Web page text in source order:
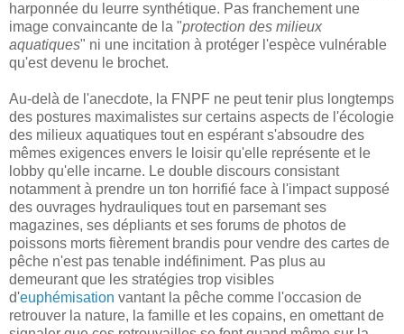
harponnée du leurre synthétique. Pas franchement une
image convaincante de la "protection des milieux
aquatiques" ni une incitation à protéger l'espèce vulnérable
qu'est devenu le brochet.
Au-delà de l'anecdote, la FNPF ne peut tenir plus longtemps
des postures maximalistes sur certains aspects de l'écologie
des milieux aquatiques tout en espérant s'absoudre des
mêmes exigences envers le loisir qu'elle représente et le
lobby qu'elle incarne. Le double discours consistant
notamment à prendre un ton horrifié face à l'impact supposé
des ouvrages hydrauliques tout en parsemant ses
magazines, ses dépliants et ses forums de photos de
poissons morts fièrement brandis pour vendre des cartes de
pêche n'est pas tenable indéfiniment. Pas plus au
demeurant que les stratégies trop visibles
d'euphémisation vantant la pêche comme l'occasion de
retrouver la nature, la famille et les copains, en omettant de